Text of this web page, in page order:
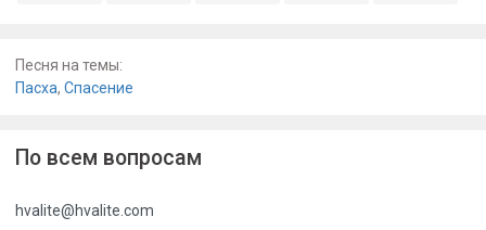
Песня на темы:
Пасха, Спасение
По всем вопросам
hvalite@hvalite.com